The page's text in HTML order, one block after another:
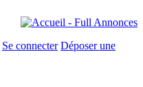
Se connecter Déposer une